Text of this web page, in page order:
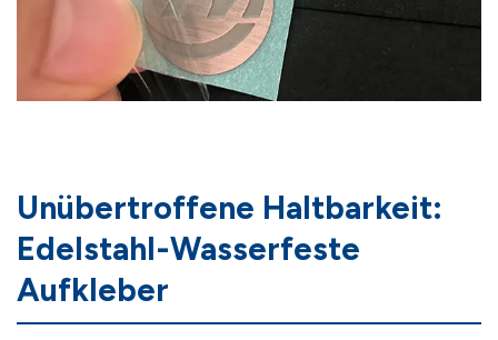
Unübertroffene Haltbarkeit:
Edelstahl-Wasserfeste
Aufkleber